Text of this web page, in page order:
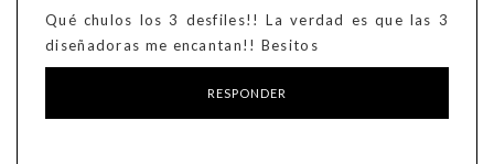
Qué chulos los 3 desfiles!! La verdad es que las 3
diseñadoras me encantan!! Besitos
RESPONDER